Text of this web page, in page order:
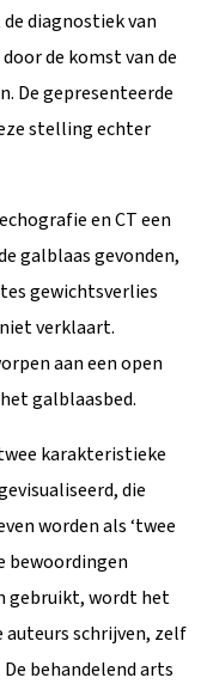
de diagnostiek van
de komst van de
De gepresenteerde
stelling echter
en CT een
galblaas gevonden,
gewichtsverlies
verklaart.
aan een open
galblaasbed.
karakteristieke
die
worden als ‘twee
bewoordingen
gebruikt, wordt het
auteurs schrijven, zelf
behandelend arts